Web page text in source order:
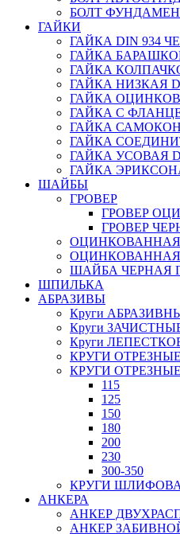
БОЛТ
ГАЙКИ
ГАЙКА DIN 934
ГАЙКА
ГАЙКА
ГАЙКА НИЗКАЯ
ГАЙКА
ГАЙКА С
ГАЙКА
ГАЙКА
ГАЙКА УСОВАЯ
ГАЙКА
ШАЙБЫ
ГРОВЕР
ГРОВЕР
ГРОВЕР
ОЦИНКОВАННАЯ
ОЦИНКОВАННАЯ
ШАЙБА ЧЕРНАЯ
ШПИЛЬКА
АБРАЗИВЫ
Круги
Круги
Круги
КРУГИ
КРУГИ
115
125
150
180
200
230
300-350
КРУГИ
АНКЕРА
АНКЕР
АНКЕР